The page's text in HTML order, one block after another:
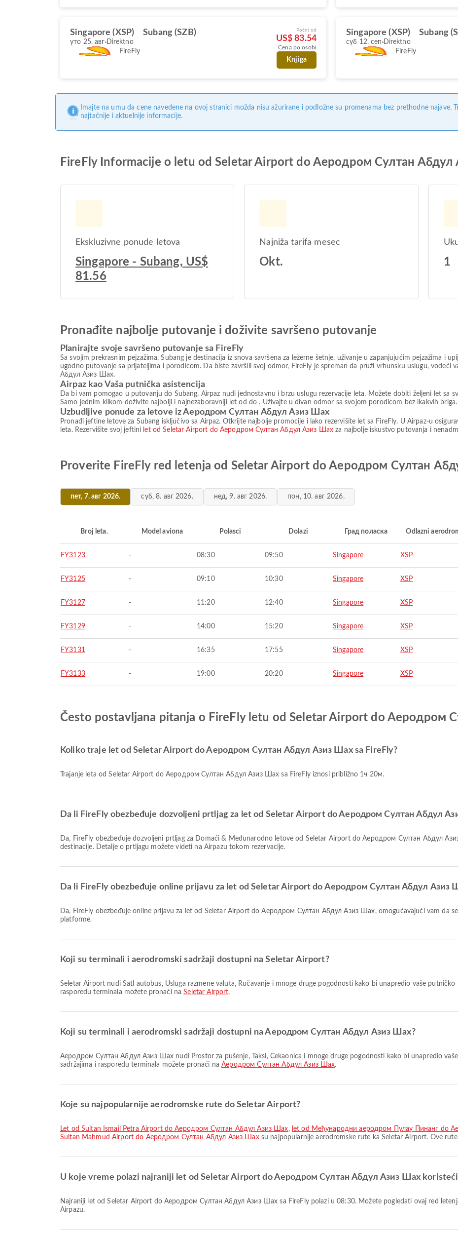
Singapore (XSP) Subang (SZB)
уто 25. авг Direktno
FireFly
Počni od
US$ 83.54
Cena po osobi
Knjiga
Singapore (XSP) Subang
суб 12. сеп Direktno
FireFly
Imajte na umu da cene navedene na ovoj stranici možda nisu ažurirane i podložne su promenama bez prethodne najave.
najtačnije i aktuelnije informacije.
FireFly Informacije o letu od Seletar Airport do Aеродром Султан
Ekskluzivne ponude letova
Singapore - Subang, US$
81.56
Najniža tarifa mesec
Okt. 1
Pronađite najbolje putovanje i doživite savršeno putovanje
Planirajte svoje savršeno putovanje sa FireFly
Sa svojim prekrasnim pejzažima, Subang je destinacija iz snova savršena za ležerne šetnje, uživanje u zapanjujućim pejzažima i
ugodno putovanje sa prijateljima i porodicom. Da biste završili svoj odmor, FireFly je spreman da pruži vrhunsku uslugu, vodeći
Абдул Азиз Шах.
Airpaz kao Vaša putnička asistencija
Da bi vam pomogao u putovanju do Subang, Airpaz nudi jednostavnu i brzu uslugu rezervacije leta. Možete dobiti željeni let sa
Samo jednim klikom doživite najbolji i najnezaboravniji let od do . Uživajte u divan odmor sa svojom porodicom bez ikakvih briga.
Uzbudljive ponude za letove iz Aеродром Султан Абдул Азиз Шах
Pronađi jeftine letove za Subang isključivo sa Airpaz. Otkrijte najbolje promocije i lako rezervišite let sa FireFly. U Airpaz-u
leta. Rezervišite svoj jeftini let od Seletar Airport do Aеродром Султан Абдул Азиз Шах za najbolje iskustvo putovanja i
Proverite FireFly red letenja od Seletar Airport do Aеродром Султан
пет, 7. авг 2026. суб, 8. авг 2026. нед, 9. авг 2026. пон, 10. авг 2026.
Broj leta. Model aviona Polasci Dolazi Град поласка Odlazni
FY3123 - 08:30 09:50 Singapore XSP
FY3125 - 09:10 10:30 Singapore XSP
FY3127 - 11:20 12:40 Singapore XSP
FY3129 - 14:00 15:20 Singapore XSP
FY3131 - 16:35 17:55 Singapore XSP
FY3133 - 19:00 20:20 Singapore XSP
Često postavljana pitanja o FireFly letu od Seletar Airport do Aеродром
Koliko traje let od Seletar Airport do Aеродром Султан Абдул Азиз Шах sa FireFly?
Trajanje leta od Seletar Airport do Aеродром Султан Абдул Азиз Шах sa FireFly iznosi približno 1ч 20м.
Da li FireFly obezbeđuje dozvoljeni prtljag za let od Seletar Airport do Aеродром Султан Абдул
Da, FireFly obezbeđuje dozvoljeni prtljag za Domaći & Međunarodno letove od Seletar Airport do Aеродром Султан Абдул Азиз Шах. Detalji zavise od vrste karte i
destinacije. Detalje o prtljagu možete videti na Airpazu tokom rezervacije.
Da li FireFly obezbeđuje online prijavu za let od Seletar Airport do Aеродром Султан Абдул Азиз
Da, FireFly obezbeđuje online prijavu za let od Seletar Airport do Aеродром Султан Абдул Азиз Шах, omogućavajući vam da se jednostavno prijavite za svoj let preko naše
platforme.
Koji su terminali i aerodromski sadržaji dostupni na Seletar Airport?
Seletar Airport nudi Šatl autobus, Usluga razmene valuta, Ručavanje i mnoge druge pogodnosti kako bi unapredio vaše putničko iskustvo. Detalne informacije o sadržajima i
rasporedu terminala možete pronaći naSeletar Airport.
Koji su terminali i aerodromski sadržaji dostupni na Aеродром Султан Абдул Азиз Шах?
Aеродром Султан Абдул Азиз Шах nudi Prostor za pušenje, Taksi, Čekaonica i mnoge druge pogodnosti kako bi unapredio vaše putničko iskustvo. Detalne informacije o
sadržajima i rasporedu terminala možete pronaći naAеродром Султан Абдул Азиз Шах.
Koje su najpopularnije aerodromske rute do Seletar Airport?
let od Sultan Ismail Petra Airport do Aеродром Султан Абдул Азиз Шах, let od Међународни аеродром Пулау Пинанг do
Sultan Mahmud Airport do Aеродром Султан Абдул Азиз Шахsu najpopularnije aerodromske rute ka Seletar Airport. Ove
U koje vreme polazi najraniji let od Seletar Airport do Aеродром Султан Абдул Азиз Шах
Najraniji let od Seletar Airport do Aеродром Султан Абдул Азиз Шах sa FireFly polazi u 08:30. Možete pogledati ovaj red letenja i uporediti druge dostupne opcije letova na
Airpazu.